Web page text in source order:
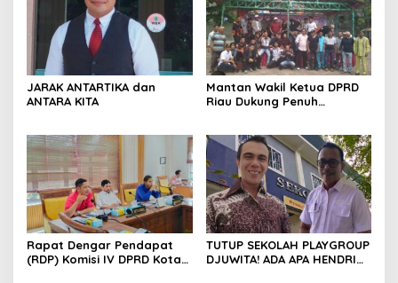
JARAK ANTARTIKA dan
ANTARA KITA
Mantan Wakil Ketua DPRD
Riau Dukung Penuh
Kabupaten Kepulauan
Meranti
Rapat Dengar Pendapat
(RDP) Komisi IV DPRD Kota
TUTUP SEKOLAH PLAYGROUP
DJUWITA! ADA APA HENDRI